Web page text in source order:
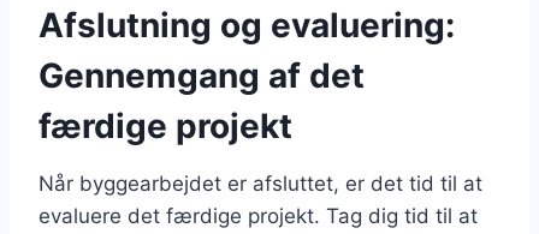
Afslutning og evaluering:
Gennemgang af det
færdige projekt
Når byggearbejdet er afsluttet, er det tid til at
evaluere det færdige projekt. Tag dig tid til at